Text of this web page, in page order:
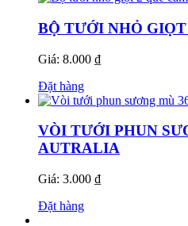
BỘ TƯỚI NHỎ
Giá: 8.000 ₫
Đặt hàng
VÒI TƯỚI PHUN
AUTRALIA
Giá: 3.000 ₫
Đặt hàng